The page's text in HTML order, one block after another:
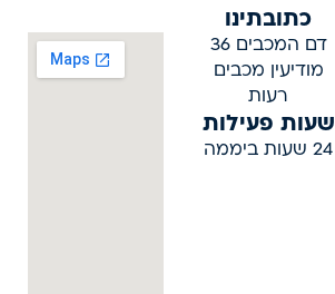
כתובתינו
דם המכבים 36
מודיעין מכבים
רעות
שעות פעילות
24 שעות ביממה